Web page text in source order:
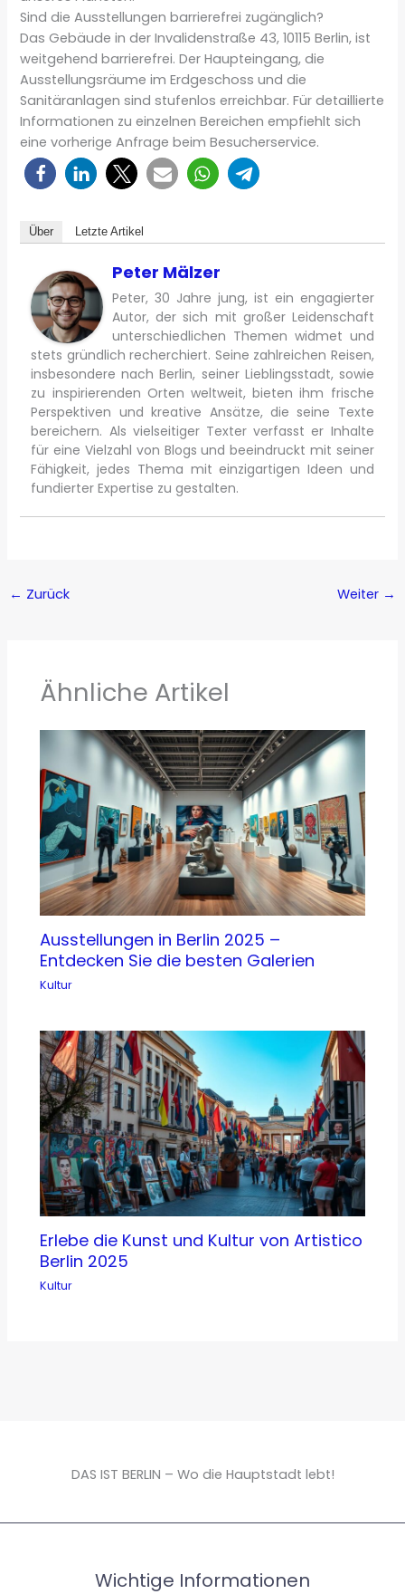
Sind die Ausstellungen barrierefrei zugänglich?
Das Gebäude in der Invalidenstraße 43, 10115 Berlin, ist
weitgehend barrierefrei. Der Haupteingang, die
Ausstellungsräume im Erdgeschoss und die
Sanitäranlagen sind stufenlos erreichbar. Für detaillierte
Informationen zu einzelnen Bereichen empfiehlt sich
eine vorherige Anfrage beim Besucherservice.
Über Letzte Artikel
Peter Mälzer
Peter, 30 Jahre jung, ist ein engagierter
Autor, der sich mit großer Leidenschaft
unterschiedlichen Themen widmet und
stets gründlich recherchiert. Seine zahlreichen Reisen,
insbesondere nach Berlin, seiner Lieblingsstadt, sowie
zu inspirierenden Orten weltweit, bieten ihm frische
Perspektiven und kreative Ansätze, die seine Texte
bereichern. Als vielseitiger Texter verfasst er Inhalte
für eine Vielzahl von Blogs und beeindruckt mit seiner
Fähigkeit, jedes Thema mit einzigartigen Ideen und
fundierter Expertise zu gestalten.
← Zurück Weiter →
Ähnliche Artikel
Ausstellungen in Berlin 2025 –
Entdecken Sie die besten Galerien
Kultur
Erlebe die Kunst und Kultur von Artistico
Berlin 2025
Kultur
DAS IST BERLIN – Wo die Hauptstadt lebt!
Wichtige Informationen